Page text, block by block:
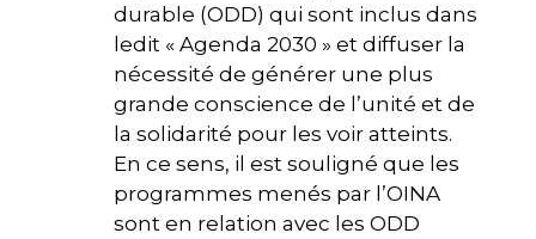
durable (ODD) qui sont inclus dans
ledit « Agenda 2030 » et diffuser la
nécessité de générer une plus
grande conscience de l’unité et de
la solidarité pour les voir atteints.
En ce sens, il est souligné que les
programmes menés par l’OINA
sont en relation avec les ODD